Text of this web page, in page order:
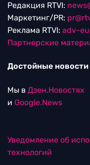
Редакция RTVI:
Маркетинг/PR:
Реклама RTVI: adv-
Партнерские
Достойные новости
Мы в Дзен.Новостях
и Google.News
Уведомление об
технологий